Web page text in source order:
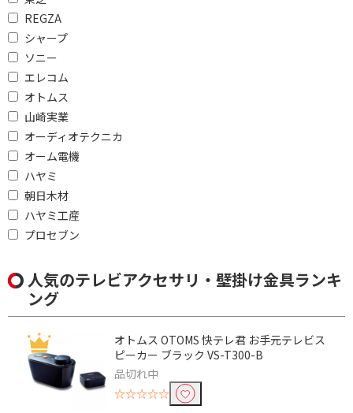
REGZA
シャープ
ソニー
エレコム
オトムス
山崎実業
オーディオテクニカ
オーム電機
ハヤミ
朝日木材
ハヤミ工産
プロセブン
人気のテレビアクセサリ・壁掛け金具ランキ
ング
オトムス OTOMS 快テレ君 お手元テレビス
ピーカー ブラック VS-T300-B
品切れ中
☆☆☆☆☆